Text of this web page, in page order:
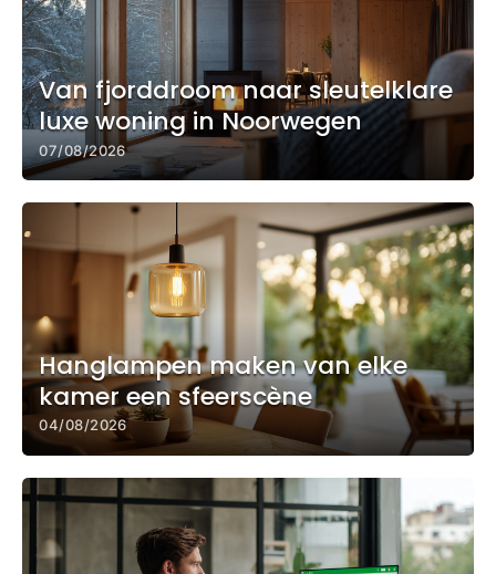
Van fjorddroom naar sleutelklare
luxe woning in Noorwegen
07/08/2026
Hanglampen maken van elke
kamer een sfeerscène
04/08/2026